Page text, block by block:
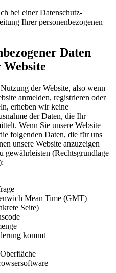
bei einer Datenschutz-
Ihrer personenbezogenen
Daten
Website
der Website, also wenn
anmelden, registrieren oder
erheben wir keine
der Daten, die Ihr
Wenn Sie unsere Website
folgenden Daten, die für uns
unsere Website anzuzeigen
gewährleisten (Rechtsgrundlage
Mean Time (GMT)
Seite)
kommt